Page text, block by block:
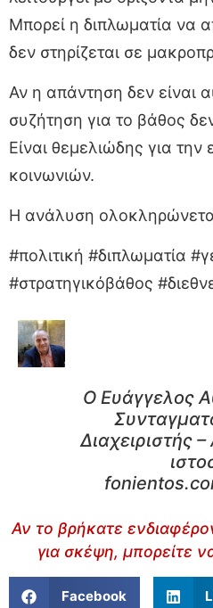
Μπορεί η διπλωματία να
δεν στηρίζεται σε
Αν η απάντηση δεν είναι
συζήτηση για το βάθος
Είναι θεμελιώδης για την
κοινωνιών.
Η ανάλυση
#πολιτική #διπλωματία
#στρατηγικόβάθος
Ο Ευάγγελος
Διαχειριστής
Αν το βρήκατε
για σκέψη, μπορείτε
Facebook